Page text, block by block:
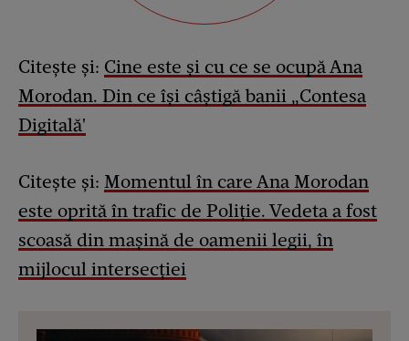
Citește și: Cine este și cu ce se ocupă Ana
Morodan. Din ce își câștigă banii „Contesa
Digitală'
Citește și: Momentul în care Ana Morodan
este oprită în trafic de Poliție. Vedeta a fost
scoasă din mașină de oamenii legii, în
mijlocul intersecției